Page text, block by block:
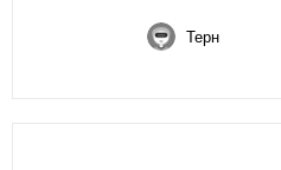
Терн